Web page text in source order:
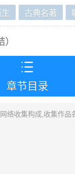
古典名著
）

章节目录
络收集构成,收集作